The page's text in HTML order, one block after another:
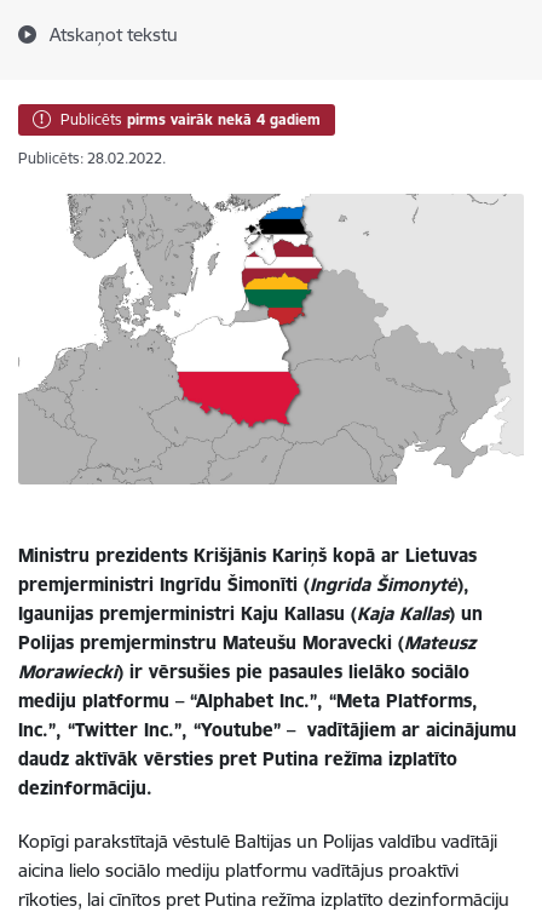
Atskaņot tekstu
Publicēts pirms vairāk nekā 4 gadiem
Publicēts: 28.02.2022.
Ministru prezidents Krišjānis Kariņš kopā ar Lietuvas
premjerministri Ingrīdu Šimonīti (Ingrida Šimonytė),
Igaunijas premjerministri Kaju Kallasu (Kaja Kallas) un
Polijas premjerminstru Mateušu Moravecki (Mateusz
Morawiecki) ir vērsušies pie pasaules lielāko sociālo
mediju platformu – “Alphabet Inc.”, “Meta Platforms,
Inc.”, “Twitter Inc.”, “Youtube” – vadītājiem ar aicinājumu
daudz aktīvāk vērsties pret Putina režīma izplatīto
dezinformāciju.
Kopīgi parakstītajā vēstulē Baltijas un Polijas valdību vadītāji
aicina lielo sociālo mediju platformu vadītājus proaktīvi
rīkoties, lai cīnītos pret Putina režīma izplatīto dezinformāciju